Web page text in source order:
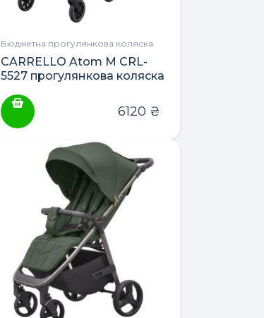
Бюджетна прогулянкова коляска
CARRELLO Atom M CRL-
5527 прогулянкова коляска
6120 ₴